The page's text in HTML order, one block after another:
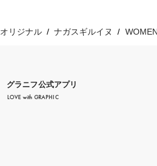
オリジナル ナガスギルイヌ
グラニフ公式アプリ
LOVE with GRAPHIC